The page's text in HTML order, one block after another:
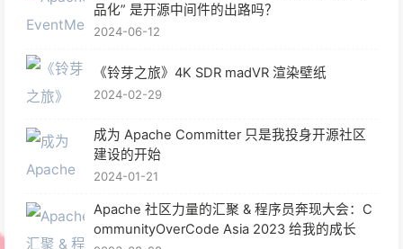
品化” 是开源中间件的出路吗？
2024-06-12
《铃芽之旅》4K SDR madVR 渲染壁纸
2024-02-29
成为 Apache Committer 只是我投身开源社区
建设的开始
2024-01-21
Apache 社区力量的汇聚 & 程序员奔现大会：C
ommunityOverCode Asia 2023 给我的成长